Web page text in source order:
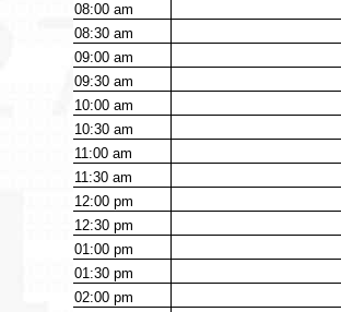
08:00am
08:30am
09:00am
09:30am
10:00am
10:30am
11:00am
11:30am
12:00pm
12:30pm
01:00pm
01:30pm
02:00pm